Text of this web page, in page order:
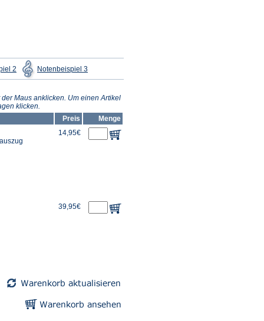
2
(Öffnet
in
einem
Tab)
Notenbeispiel 3in
einem
Tab)
Maus anklicken. Um einen Artikel
klicken.
Preis
Menge
14,95€
39,95€